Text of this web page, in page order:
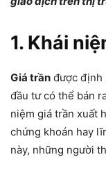
1. Khái
Giá trần được định
đầu tư có thể bán
niệm giá trần xuất
chứng khoán hay
này, những người